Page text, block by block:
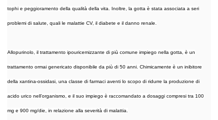
tophi e peggioramento della qualità della vita. Inoltre, la gotta è stata associata a seri
problemi di salute, quali le malattie CV, il diabete e il danno renale.
Allopurinolo, il trattamento ipouricemizzante di più comune impiego nella gotta, è un
trattamento ormai genericato disponibile da più di 50 anni. Chimicamente è un inibitore
della xantina-ossidasi, una classe di farmaci aventi lo scopo di ridurre la produzione di
acido urico nell’organismo, e il suo impiego è raccomandato a dosaggi compresi tra 100
mg e 900 mg/die, in relazione alla severità di malattia.